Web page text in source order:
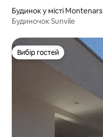
Будинок у місті Montenars
Будиночок Sunvile
Вибір гостей
Вибір гостей